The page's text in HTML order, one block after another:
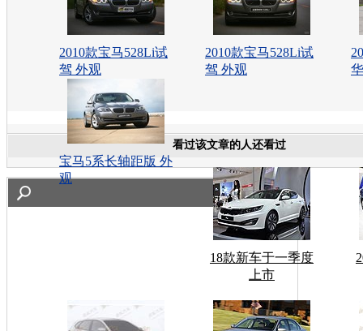
2010款宝马528Li试
驾 外观
2010款宝马528Li试
驾 外观
宝马5系长轴距版 外
观
看过该文章的人还看过
18款新车于一季度
上市